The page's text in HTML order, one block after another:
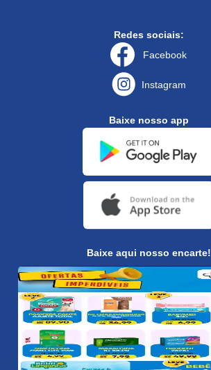
Redes sociais:
Facebook
Instagram
Baixe nosso app
Baixe aqui nosso encarte!